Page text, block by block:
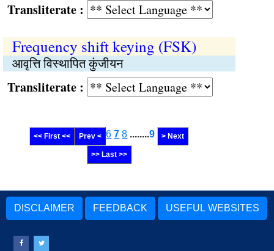
:
Frequency shift keying (FSK)
आवृत्ति विस्थापित कुंजीयन
:
<< First << Prev < 6 7 8 ........9 > Next
>> Last >>
DISCLAIMER FEEDBACK USEFUL WEBSITES